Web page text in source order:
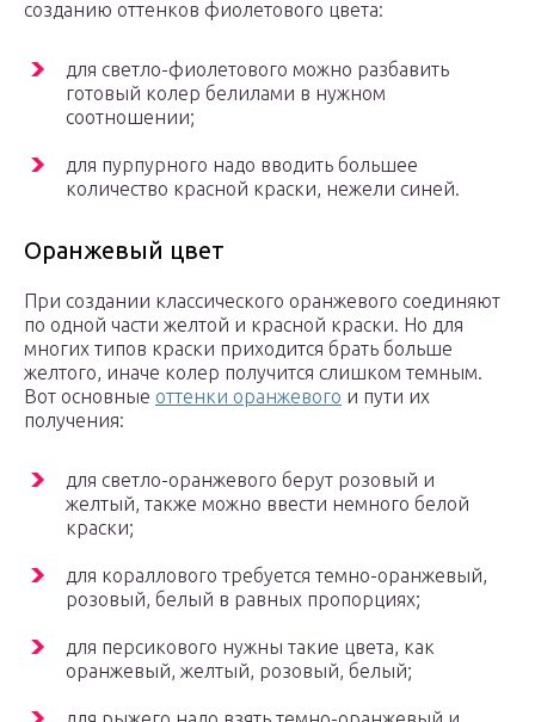
созданию оттенков фиолетового цвета:
для светло-фиолетового можно разбавить
готовый колер белилами в нужном
соотношении;
для пурпурного надо вводить большее
количество красной краски, нежели синей.
Оранжевый цвет
При создании классического оранжевого соединяют
по одной части желтой и красной краски. Но для
многих типов краски приходится брать больше
желтого, иначе колер получится слишком темным.
Вот основные оттенки оранжевого и пути их
получения:
для светло-оранжевого берут розовый и
желтый, также можно ввести немного белой
краски;
для кораллового требуется темно-оранжевый,
розовый, белый в равных пропорциях;
для персикового нужны такие цвета, как
оранжевый, желтый, розовый, белый;